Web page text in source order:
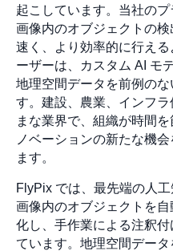
起こしています。当社の
画像内のオブジェクトの
速く、より効率的に行え
ーザーは、カスタム AI モ
地理空間データを前例の
す。建設、農業、インフ
まな業界で、組織が時間
ノベーションの新たな機
ます。
FlyPix では、最先端の人
画像内のオブジェクトを
化し、手作業による注釈
ています。地理空間データ